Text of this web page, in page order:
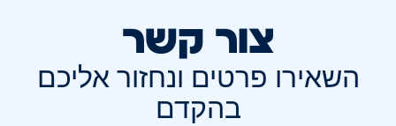
צור קשר
השאירו פרטים ונחזור אליכם
בהקדם